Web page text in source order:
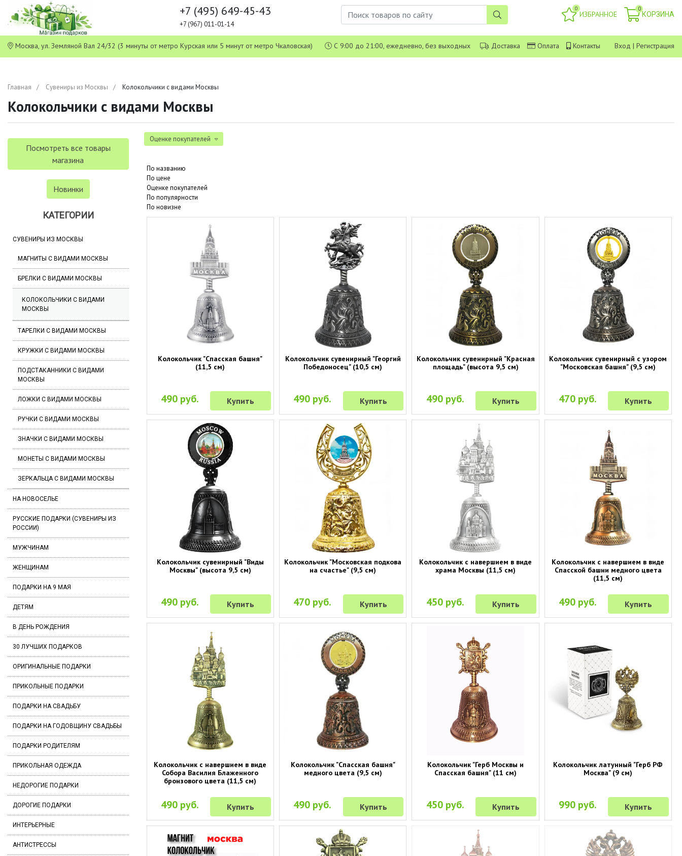
+7 (495) 649-45-43
+7 (967) 011-01-14
0
ИЗБРАННОЕ
0
КОРЗИНА
Москва, ул. Земляной Вал 24/32 (3 минуты от метро Курская или 5 минут от метро Чкаловская) С 9:00 до 21:00, ежедневно, без выходных Доставка Оплата Контакты Вход | Регистрация
Главная Сувениры из Москвы Колокольчики с видами Москвы
Колокольчики с видами Москвы
Посмотреть все товары
магазина
Новинки
КАТЕГОРИИ
СУВЕНИРЫ ИЗ МОСКВЫ
МАГНИТЫ С ВИДАМИ МОСКВЫ
БРЕЛКИ С ВИДАМИ МОСКВЫ
КОЛОКОЛЬЧИКИ С ВИДАМИ
МОСКВЫ
ТАРЕЛКИ С ВИДАМИ МОСКВЫ
КРУЖКИ С ВИДАМИ МОСКВЫ
ПОДСТАКАННИКИ С ВИДАМИ
МОСКВЫ
ЛОЖКИ С ВИДАМИ МОСКВЫ
РУЧКИ С ВИДАМИ МОСКВЫ
ЗНАЧКИ С ВИДАМИ МОСКВЫ
МОНЕТЫ С ВИДАМИ МОСКВЫ
ЗЕРКАЛЬЦА С ВИДАМИ МОСКВЫ
НА НОВОСЕЛЬЕ
РУССКИЕ ПОДАРКИ (СУВЕНИРЫ ИЗ
РОССИИ)
МУЖЧИНАМ
ЖЕНЩИНАМ
ПОДАРКИ НА 9 МАЯ
ДЕТЯМ
В ДЕНЬ РОЖДЕНИЯ
30 ЛУЧШИХ ПОДАРКОВ
ОРИГИНАЛЬНЫЕ ПОДАРКИ
ПРИКОЛЬНЫЕ ПОДАРКИ
ПОДАРКИ НА СВАДЬБУ
ПОДАРКИ НА ГОДОВЩИНУ СВАДЬБЫ
ПОДАРКИ РОДИТЕЛЯМ
ПРИКОЛЬНАЯ ОДЕЖДА
НЕДОРОГИЕ ПОДАРКИ
ДОРОГИЕ ПОДАРКИ
ИНТЕРЬЕРНЫЕ
АНТИСТРЕССЫ
Оценке покупателей
По названию
По цене
Оценке покупателей
По популярности
По новизне
Колокольчик "Спасская башня"
(11,5 см)
490 руб. Купить
Колокольчик сувенирный "Георгий
Победоносец" (10,5 см)
490 руб. Купить
Колокольчик сувенирный "Красная
площадь" (высота 9,5 см)
490 руб. Купить
Колокольчик сувенирный с узором
"Московская башня" (9,5 см)
470 руб. Купить
Колокольчик сувенирный "Виды
Москвы" (высота 9,5 см)
490 руб. Купить
Колокольчик "Московская подкова
на счастье" (9,5 см)
470 руб. Купить
Колокольчик с навершием в виде
храма Москвы (11,5 см)
450 руб. Купить
Колокольчик с навершием в виде
Спасской башни медного цвета
(11,5 см)
490 руб. Купить
Колокольчик с навершием в виде
Собора Василия Блаженного
бронзового цвета (11,5 см)
490 руб. Купить
Колокольчик "Спасская башня"
медного цвета (9,5 см)
490 руб. Купить
Колокольчик "Герб Москвы и
Спасская башня" (11 см)
450 руб. Купить
Колокольчик латунный "Герб РФ
Москва" (9 см)
990 руб. Купить